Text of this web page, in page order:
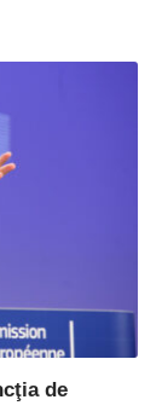
de